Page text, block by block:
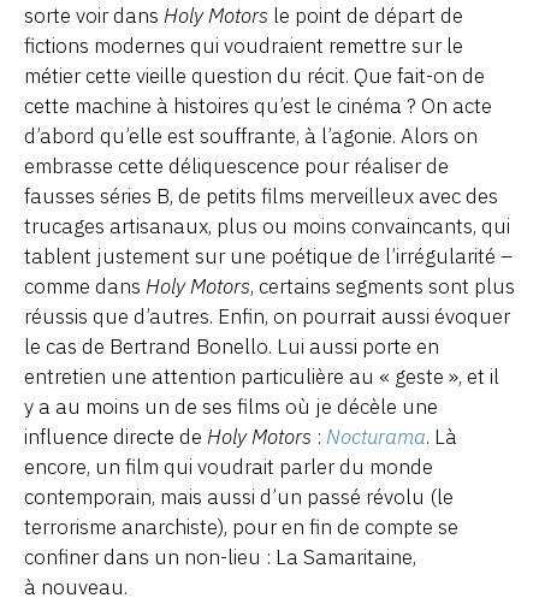
sorte voir dans Holy Motors le point de départ de
fictions modernes qui voudraient remettre sur le
métier cette vieille question du récit. Que fait-on de
cette machine à histoires qu’est le cinéma ? On acte
d’abord qu’elle est souffrante, à l’agonie. Alors on
embrasse cette déliquescence pour réaliser de
fausses séries B, de petits films merveilleux avec des
trucages artisanaux, plus ou moins convaincants, qui
tablent justement sur une poétique de l’irrégularité –
comme dans Holy Motors, certains segments sont plus
réussis que d’autres. Enfin, on pourrait aussi évoquer
le cas de Bertrand Bonello. Lui aussi porte en
entretien une attention particulière au « geste », et il
y a au moins un de ses films où je décèle une
influence directe de Holy Motors : Nocturama. Là
encore, un film qui voudrait parler du monde
contemporain, mais aussi d’un passé révolu (le
terrorisme anarchiste), pour en fin de compte se
confiner dans un non-lieu : La Samaritaine,
à nouveau.